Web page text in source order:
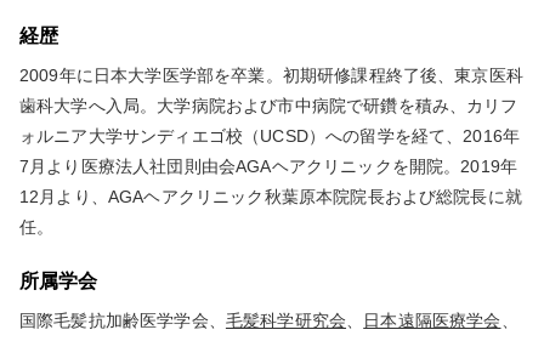
経歴
2009年に日本大学医学部を卒業。初期研修課程終了後、東京医科
歯科大学へ入局。大学病院および市中病院で研鑽を積み、カリフ
ォルニア大学サンディエゴ校（UCSD）への留学を経て、2016年
7月より医療法人社団則由会AGAヘアクリニックを開院。2019年
12月より、AGAヘアクリニック秋葉原本院院長および総院長に就
任。
所属学会
国際毛髪抗加齢医学学会、 毛髪科学研究会 日本遠隔医療学会